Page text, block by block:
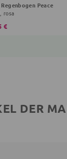
Peace
rosa
€
DER